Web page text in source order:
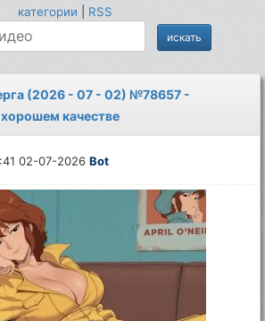
категории RSS
(2026 - 07 - 02) №78657 -
качестве
02-07-2026Bot